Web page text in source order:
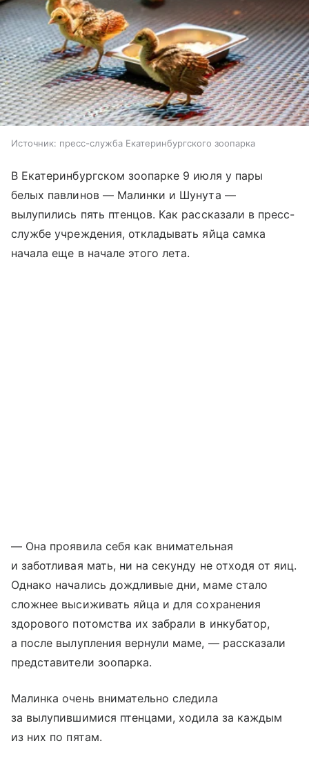
Источник: пресс-служба Екатеринбургского зоопарка
В Екатеринбургском зоопарке 9 июля у пары
белых павлинов — Малинки и Шунута —
вылупились пять птенцов. Как рассказали в пресс-
службе учреждения, откладывать яйца самка
начала еще в начале этого лета.
— Она проявила себя как внимательная
и заботливая мать, ни на секунду не отходя от яиц.
Однако начались дождливые дни, маме стало
сложнее высиживать яйца и для сохранения
здорового потомства их забрали в инкубатор,
а после вылупления вернули маме, — рассказали
представители зоопарка.
Малинка очень внимательно следила
за вылупившимися птенцами, ходила за каждым
из них по пятам.